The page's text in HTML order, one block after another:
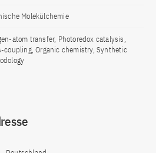
Molekülchemie
atom transfer, Photoredox catalysis,
coupling, Organic chemistry, Synthetic